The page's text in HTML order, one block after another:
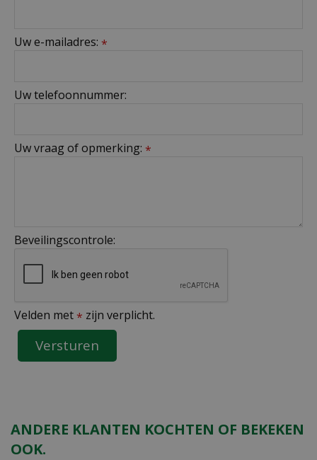
Uw e-mailadres: *
Uw telefoonnummer:
Uw vraag of opmerking: *
Beveilingscontrole:
Velden met * zijn verplicht.
ANDERE KLANTEN KOCHTEN OF BEKEKEN
OOK.